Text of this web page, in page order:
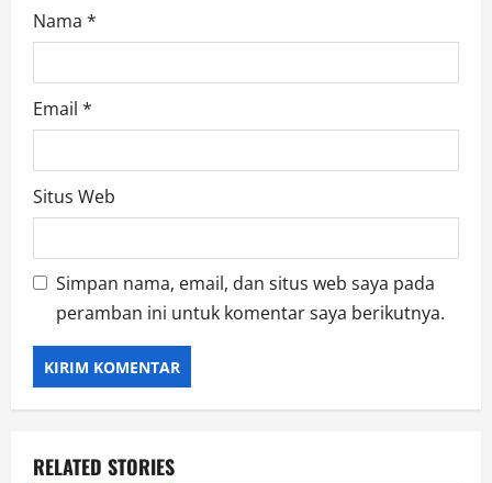
Nama *
Email *
Situs Web
Simpan nama, email, dan situs web saya pada
peramban ini untuk komentar saya berikutnya.
RELATED STORIES